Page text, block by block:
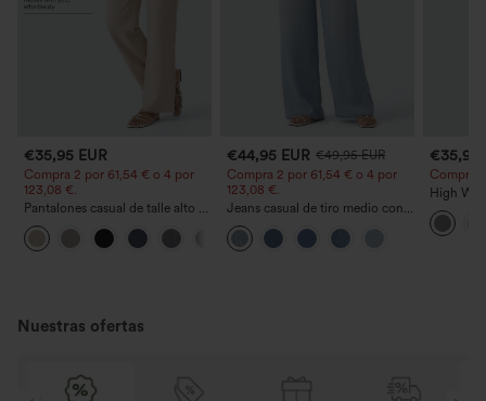
€35,95 EUR
Compra 2 por 61,54 € o 4 por
123,08 €.
Pantalones casual de talle alto y
pierna recta con tacto de lino y
bolsillos
€44,95 EUR €49,95 EUR
Compra 2 por 61,54 € o 4 por
123,08 €.
Jeans casual de tiro medio con
cordón y bolsillos
€35,95
Compra
High
Straight
Nuestras ofertas